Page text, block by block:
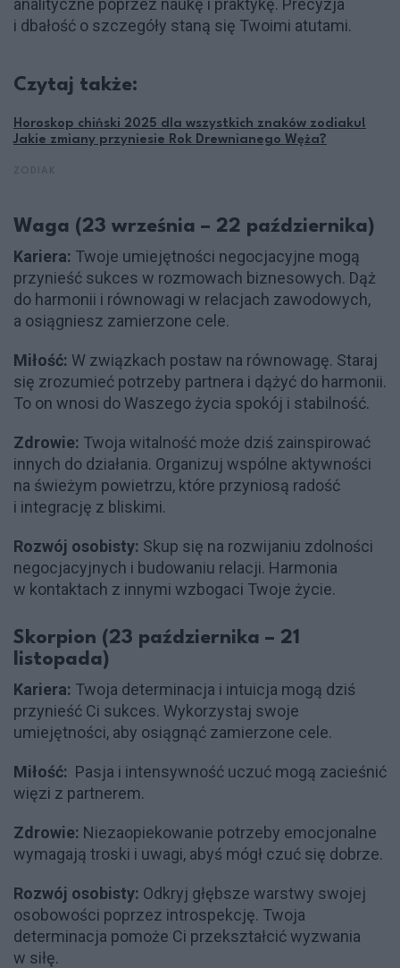
i dbałość o szczegóły staną się Twoimi atutami.
Czytaj także:
Horoskop chiński 2025 dla wszystkich znaków zodiaku!
Jakie zmiany przyniesie Rok Drewnianego Węża?
Waga (23 września – 22 października)
Kariera: Twoje umiejętności negocjacyjne mogą
przynieść sukces w rozmowach biznesowych. Dąż
do harmonii i równowagi w relacjach zawodowych,
a osiągniesz zamierzone cele.
Miłość: W związkach postaw na równowagę. Staraj
się zrozumieć potrzeby partnera i dążyć do harmonii.
To on wnosi do Waszego życia spokój i stabilność.
Zdrowie: Twoja witalność może dziś zainspirować
innych do działania. Organizuj wspólne aktywności
na świeżym powietrzu, które przyniosą radość
i integrację z bliskimi.
Rozwój osobisty: Skup się na rozwijaniu zdolności
negocjacyjnych i budowaniu relacji. Harmonia
w kontaktach z innymi wzbogaci Twoje życie.
Skorpion (23 października – 21
listopada)
Kariera: Twoja determinacja i intuicja mogą dziś
przynieść Ci sukces. Wykorzystaj swoje
umiejętności, aby osiągnąć zamierzone cele.
Miłość: Pasja i intensywność uczuć mogą zacieśnić
więzi z partnerem.
Zdrowie: Niezaopiekowanie potrzeby emocjonalne
wymagają troski i uwagi, abyś mógł czuć się dobrze.
Rozwój osobisty: Odkryj głębsze warstwy swojej
osobowości poprzez introspekcję. Twoja
determinacja pomoże Ci przekształcić wyzwania
w siłę.